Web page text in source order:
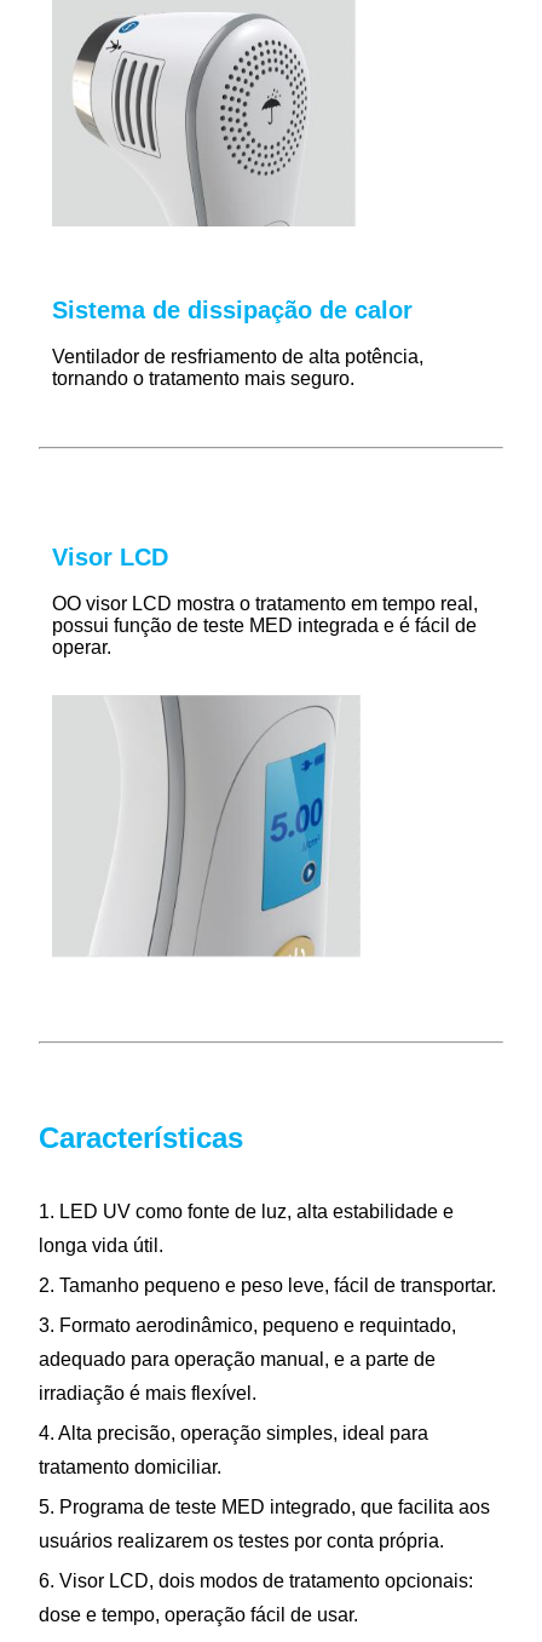
Sistema de dissipação de calor
Ventilador de resfriamento de alta potência,
tornando o tratamento mais seguro.
Visor LCD
OO visor LCD mostra o tratamento em tempo real,
possui função de teste MED integrada e é fácil de
operar.
Características
1. LED UV como fonte de luz, alta estabilidade e
longa vida útil.
2. Tamanho pequeno e peso leve, fácil de transportar.
3. Formato aerodinâmico, pequeno e requintado,
adequado para operação manual, e a parte de
irradiação é mais flexível.
4. Alta precisão, operação simples, ideal para
tratamento domiciliar.
5. Programa de teste MED integrado, que facilita aos
usuários realizarem os testes por conta própria.
6. Visor LCD, dois modos de tratamento opcionais:
dose e tempo, operação fácil de usar.